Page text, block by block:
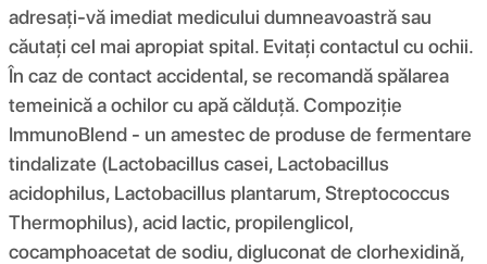
adresați-vă imediat medicului dumneavoastră sau
căutați cel mai apropiat spital. Evitați contactul cu ochii.
În caz de contact accidental, se recomandă spălarea
temeinică a ochilor cu apă călduță. Compoziţie
ImmunoBlend - un amestec de produse de fermentare
tindalizate (Lactobacillus casei, Lactobacillus
acidophilus, Lactobacillus plantarum, Streptococcus
Thermophilus), acid lactic, propilenglicol,
cocamphoacetat de sodiu, digluconat de clorhexidină,